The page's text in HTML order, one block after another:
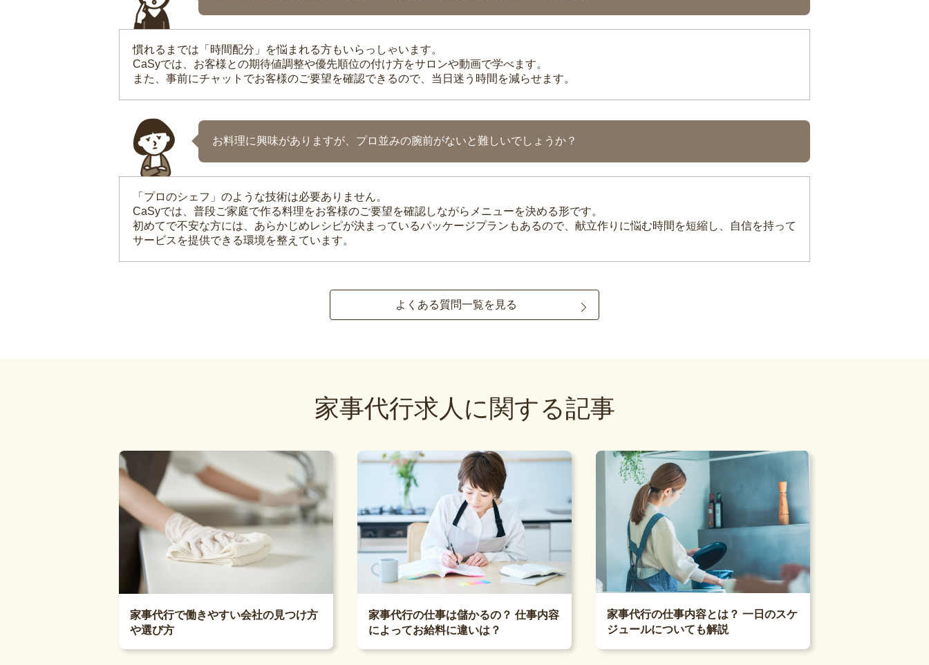
慣れるまでは「時間配分」を悩まれる方もいらっしゃいます。
CaSyでは、お客様との期待値調整や優先順位の付け方をサロンや動画で学べます。
また、事前にチャットでお客様のご要望を確認できるので、当日迷う時間を減らせます。
お料理に興味がありますが、プロ並みの腕前がないと難しいでしょうか？
「プロのシェフ」のような技術は必要ありません。
CaSyでは、普段ご家庭で作る料理をお客様のご要望を確認しながらメニューを決める形です。
初めてで不安な方には、あらかじめレシピが決まっているパッケージプランもあるので、献立作りに悩む時間を短縮し、自信を持って
サービスを提供できる環境を整えています。
よくある質問一覧を見る
家事代行求人に関する記事
家事代行で働きやすい会社の見つけ方
や選び方
家事代行の仕事は儲かるの？ 仕事内容
によってお給料に違いは？
家事代行の仕事内容とは？ 一日のスケ
ジュールについても解説